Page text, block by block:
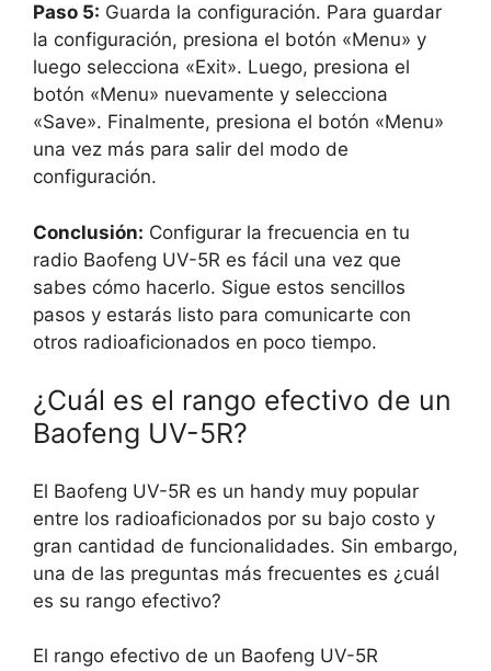
Paso 5: Guarda la configuración. Para guardar
la configuración, presiona el botón «Menu» y
luego selecciona «Exit». Luego, presiona el
botón «Menu» nuevamente y selecciona
«Save». Finalmente, presiona el botón «Menu»
una vez más para salir del modo de
configuración.
Conclusión: Configurar la frecuencia en tu
radio Baofeng UV-5R es fácil una vez que
sabes cómo hacerlo. Sigue estos sencillos
pasos y estarás listo para comunicarte con
otros radioaficionados en poco tiempo.
¿Cuál es el rango efectivo de un
Baofeng UV-5R?
El Baofeng UV-5R es un handy muy popular
entre los radioaficionados por su bajo costo y
gran cantidad de funcionalidades. Sin embargo,
una de las preguntas más frecuentes es ¿cuál
es su rango efectivo?
El rango efectivo de un Baofeng UV-5R